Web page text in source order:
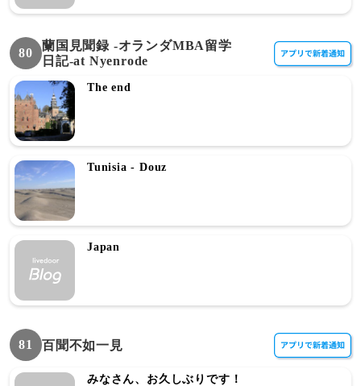
80
蘭国見聞録 -オランダMBA留学
日記-at Nyenrode
The end
Tunisia - Douz
Japan
81 百聞不如一見
みなさん、お久しぶりです！